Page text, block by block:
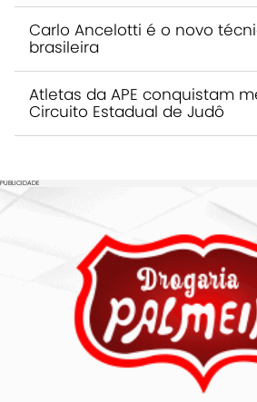
Carlo Ancelotti é o novo
brasileira
Atletas da APE conquistam
Circuito Estadual de Judô
PUBLICIDADE